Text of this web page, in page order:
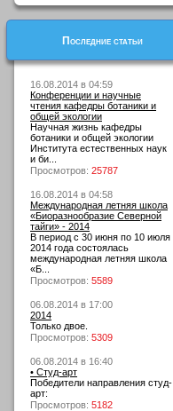
Последние статьи
16.08.2014 в 04:59
Конференции и научные
чтения кафедры ботаники и
общей экологии
Научная жизнь кафедры
ботаники и общей экологии
Института естественных наук
и би...
Просмотров: 25787
16.08.2014 в 04:58
Международная летняя школа
«Биоразнообразие Северной
тайги» - 2014
В период с 30 июня по 10 июля
2014 года состоялась
международная летняя школа
«Б...
Просмотров: 5589
06.08.2014 в 17:00
2014
Только двое.
Просмотров: 5309
06.08.2014 в 16:40
• Студ-арт
Победители направления студ-
арт:
Просмотров: 5182